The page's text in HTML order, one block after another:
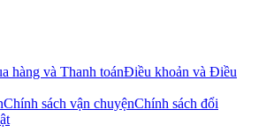
hàng và Thanh toánĐiều khoản và Điều
Chính sách vận chuyệnChính sách đổi